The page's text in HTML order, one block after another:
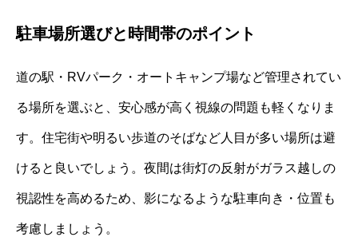
駐車場所選びと時間帯のポイント
道の駅・RVパーク・オートキャンプ場など管理されてい
る場所を選ぶと、安心感が高く視線の問題も軽くなりま
す。住宅街や明るい歩道のそばなど人目が多い場所は避
けると良いでしょう。夜間は街灯の反射がガラス越しの
視認性を高めるため、影になるような駐車向き・位置も
考慮しましょう。